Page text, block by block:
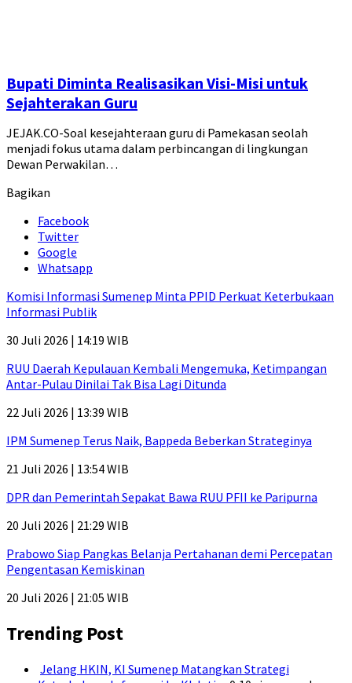
Bupati Diminta Realisasikan Visi-Misi untuk
Sejahterakan Guru
JEJAK.CO-Soal kesejahteraan guru di Pamekasan seolah
menjadi fokus utama dalam perbincangan di lingkungan
Dewan Perwakilan…
Bagikan
Facebook
Twitter
Google
Whatsapp
Komisi Informasi Sumenep Minta PPID Perkuat Keterbukaan
Informasi Publik
30 Juli 2026 | 14:19 WIB
RUU Daerah Kepulauan Kembali Mengemuka, Ketimpangan
Antar-Pulau Dinilai Tak Bisa Lagi Ditunda
22 Juli 2026 | 13:39 WIB
IPM Sumenep Terus Naik, Bappeda Beberkan Strateginya
21 Juli 2026 | 13:54 WIB
DPR dan Pemerintah Sepakat Bawa RUU PFII ke Paripurna
20 Juli 2026 | 21:29 WIB
Prabowo Siap Pangkas Belanja Pertahanan demi Percepatan
Pengentasan Kemiskinan
20 Juli 2026 | 21:05 WIB
Trending Post
Jelang HKIN, KI Sumenep Matangkan Strategi